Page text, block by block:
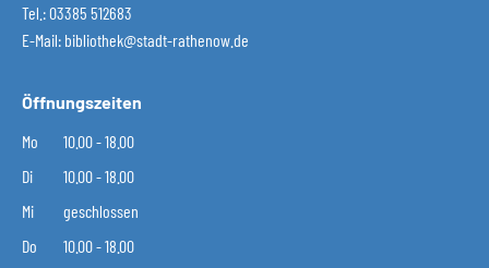
Tel.: 03385 512683
E-Mail: bibliothek@stadt-rathenow.de
Öffnungszeiten
Mo
10.00 - 18.00
Di
10.00 - 18.00
Mi
geschlossen
Do
10.00 - 18.00